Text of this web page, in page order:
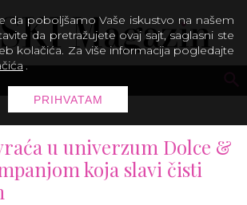
u univerzum Dolce &
koja slavi čisti
da poboljšamo Vaše iskustvo na našem
da pretražujete ovaj sajt, saglasni ste
kolačića. Za više informacija pogledajte
.
PRIHVATAM